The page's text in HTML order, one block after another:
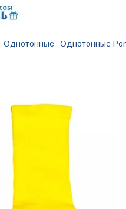
Однотонные Однотонные